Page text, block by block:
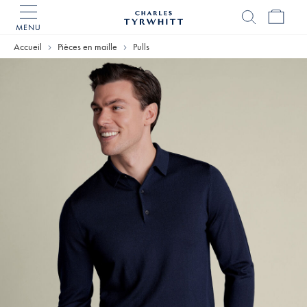
MENU
Tyrwhitt
Accueil Pièces en maille Pulls